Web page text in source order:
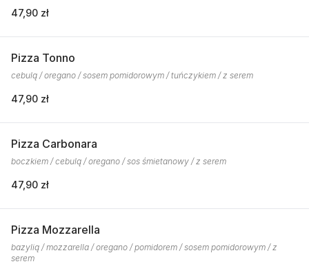
47,90 zł
Pizza Tonno
cebulą / oregano / sosem pomidorowym / tuńczykiem / z serem
47,90 zł
Pizza Carbonara
boczkiem / cebulą / oregano / sos śmietanowy / z serem
47,90 zł
Pizza Mozzarella
bazylią / mozzarella / oregano / pomidorem / sosem pomidorowym / z
serem